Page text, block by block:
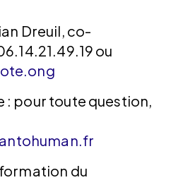
Dreuil, co-
ou
: pour toute question,
du